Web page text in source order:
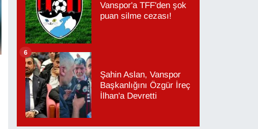
Vanspor'a TFF'den şok
puan silme cezası!
Şahin Aslan, Vanspor
Başkanlığını Özgür İreç
İlhan'a Devretti
6